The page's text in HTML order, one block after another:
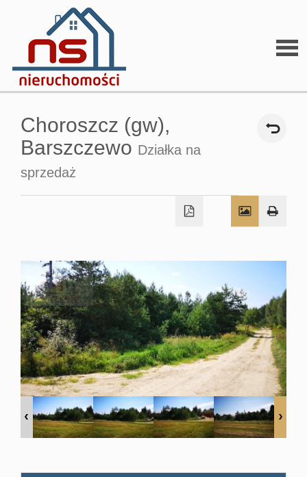
ABC
Choroszcz (gw),
Barszczewo Działka na
sprzedaż